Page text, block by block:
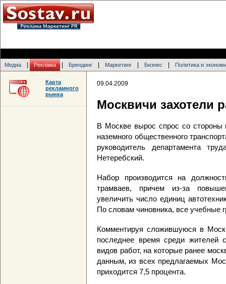
Медиа Реклама Брендинг Маркетинг Бизнес Политика и
09.04.2009
Москвичи захотели
В Москве вырос спрос со стороны
наземного общественного
руководитель департамента
Нетеребский.
Набор производится на
трамваев, причем из-за
увеличить число единиц
По словам чиновника, все учебные
Комментируя сложившуюся в
последнее время среди жителей
видов работ, на которые ранее
данным, из всех предлагаемых
приходится 7,5 процента.
Карта
рекламного
рынка